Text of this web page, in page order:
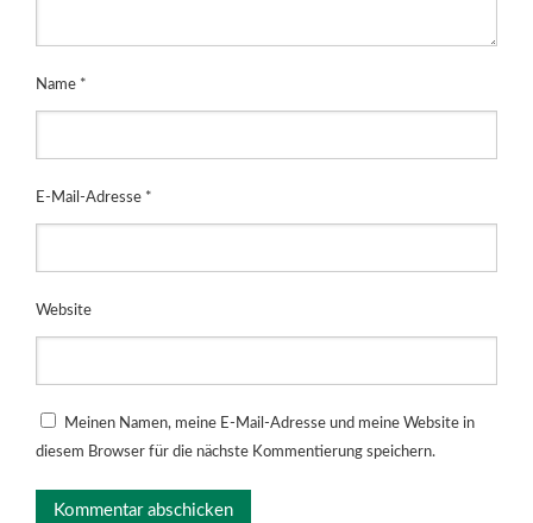
Name *
E-Mail-Adresse *
Website
Meinen Namen, meine E-Mail-Adresse und meine Website in
diesem Browser für die nächste Kommentierung speichern.